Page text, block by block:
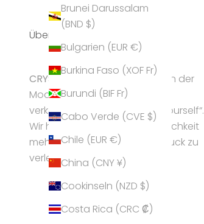
Brunei Darussalam
(BND $)
Bulgarien (EUR €)
Burkina Faso (XOF Fr)
Burundi (BIF Fr)
Cabo Verde (CVE $)
Chile (EUR €)
China (CNY ¥)
Cookinseln (NZD $)
Costa Rica (CRC ₡)
Über Uns
CRYSTALP gilt als Geheimtipp in der
Modeschmuck-Branche und
verkörpert die Idee „express yourself“.
Wir helfen Frauen ihrer Persönlichkeit
mehr Ausstrahlung und Ausdruck zu
verleihen.